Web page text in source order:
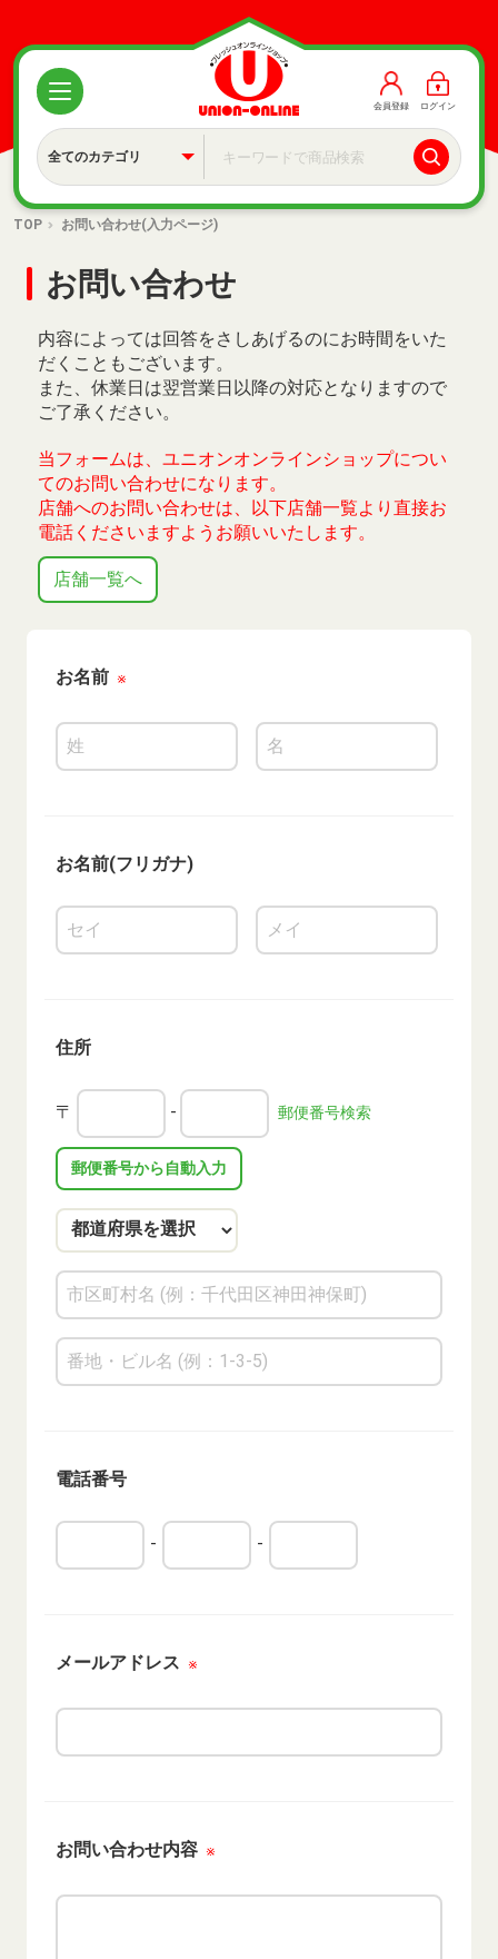
会員登録 ログイン
TOP お問い合わせ(入力ページ)
お問い合わせ
内容によっては回答をさしあげるのにお時間をいた
だくこともございます。
また、休業日は翌営業日以降の対応となりますので
ご了承ください。
当フォームは、ユニオンオンラインショップについ
てのお問い合わせになります。
店舗へのお問い合わせは、以下店舗一覧より直接お
電話くださいますようお願いいたします。
店舗一覧へ
お名前 ※
お名前(フリガナ)
住所
〒 - 郵便番号検索
郵便番号から自動入力
電話番号
- -
メールアドレス ※
お問い合わせ内容 ※